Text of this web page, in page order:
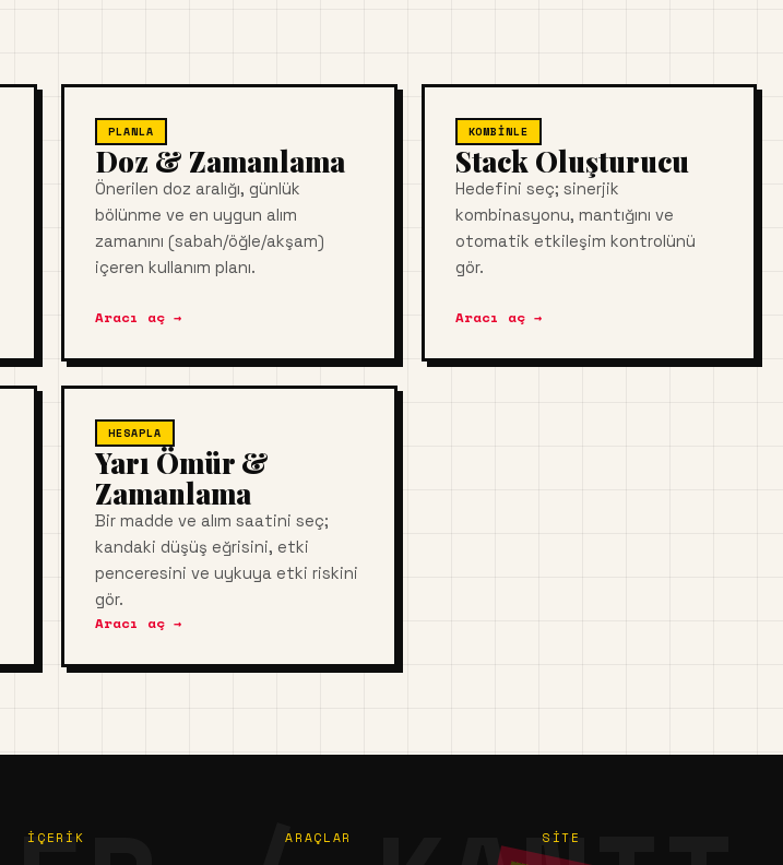
PLANLA
Doz & Zamanlama
Önerilen doz aralığı, günlük
bölünme ve en uygun alım
zamanını (sabah/öğle/akşam)
içeren kullanım planı.
Aracı aç →
KOMBINLE
Stack Oluşturucu
Hedefini seç; sinerjik
kombinasyonu, mantığını ve
otomatik etkileşim kontrolünü
gör.
Aracı aç →
HESAPLA
Yarı Ömür &
Zamanlama
Bir madde ve alım saatini seç;
kandaki düşüş eğrisini, etki
penceresini ve uykuya etki riskini
gör.
Aracı aç →
İÇERIK ARAÇLAR SITE